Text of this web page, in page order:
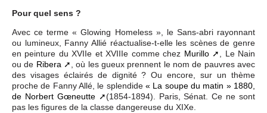
Pour quel sens ?
Avec ce terme « Glowing Homeless », le Sans-abri rayonnant
ou lumineux, Fanny Allié réactualise-t-elle les scènes de genre
en peinture du XVIIe et XVIIIe comme chez Murillo
, Le Nain
ou de Ribera
, où les gueux prennent le nom de pauvres avec
des visages éclairés de dignité ? Ou encore, sur un thème
proche de Fanny Allé, le splendide « La soupe du matin » 1880,
de Norbert Gœneutte
(1854-1894). Paris, Sénat. Ce ne sont
pas les figures de la classe dangereuse du XIXe.